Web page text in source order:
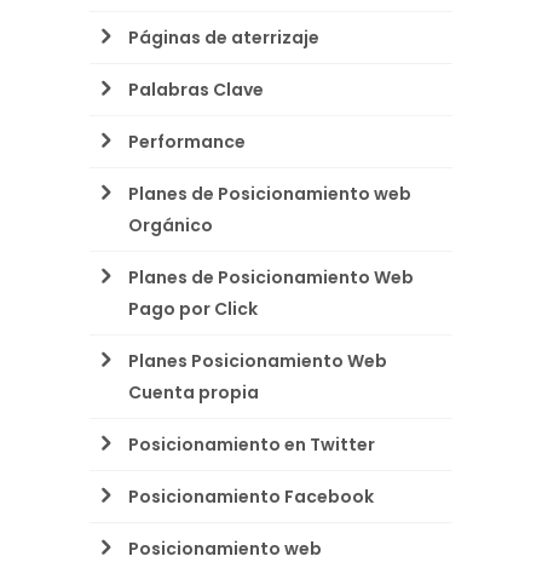
Páginas de aterrizaje
Palabras Clave
Performance
Planes de Posicionamiento web
Orgánico
Planes de Posicionamiento Web
Pago por Click
Planes Posicionamiento Web
Cuenta propia
Posicionamiento en Twitter
Posicionamiento Facebook
Posicionamiento web